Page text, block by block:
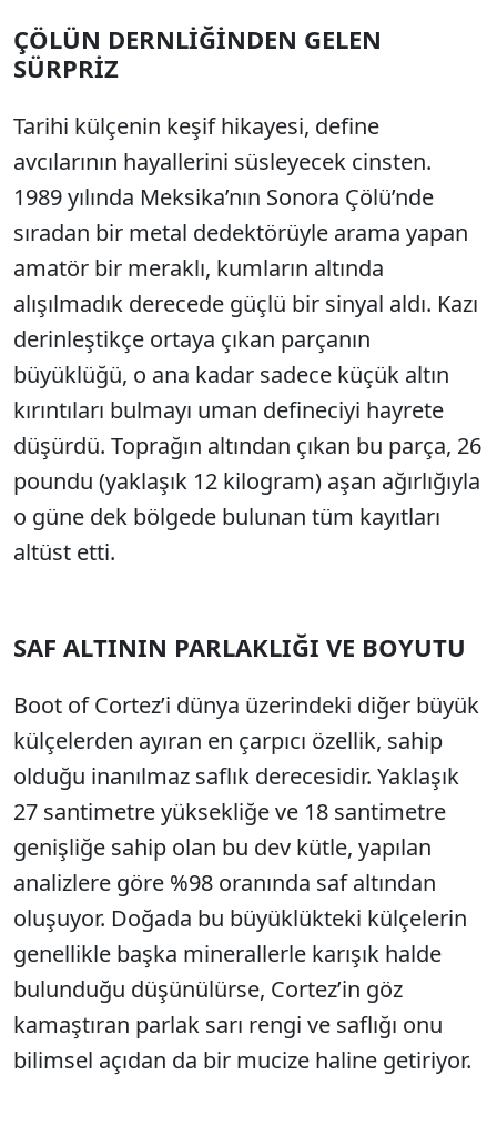
ÇÖLÜN DERNLİĞİNDEN GELEN
SÜRPRİZ
Tarihi külçenin keşif hikayesi, define
avcılarının hayallerini süsleyecek cinsten.
1989 yılında Meksika’nın Sonora Çölü’nde
sıradan bir metal dedektörüyle arama yapan
amatör bir meraklı, kumların altında
alışılmadık derecede güçlü bir sinyal aldı. Kazı
derinleştikçe ortaya çıkan parçanın
büyüklüğü, o ana kadar sadece küçük altın
kırıntıları bulmayı uman defineciyi hayrete
düşürdü. Toprağın altından çıkan bu parça, 26
poundu (yaklaşık 12 kilogram) aşan ağırlığıyla
o güne dek bölgede bulunan tüm kayıtları
altüst etti.
SAF ALTININ PARLAKLIĞI VE BOYUTU
Boot of Cortez’i dünya üzerindeki diğer büyük
külçelerden ayıran en çarpıcı özellik, sahip
olduğu inanılmaz saflık derecesidir. Yaklaşık
27 santimetre yüksekliğe ve 18 santimetre
genişliğe sahip olan bu dev kütle, yapılan
analizlere göre %98 oranında saf altından
oluşuyor. Doğada bu büyüklükteki külçelerin
genellikle başka minerallerle karışık halde
bulunduğu düşünülürse, Cortez’in göz
kamaştıran parlak sarı rengi ve saflığı onu
bilimsel açıdan da bir mucize haline getiriyor.